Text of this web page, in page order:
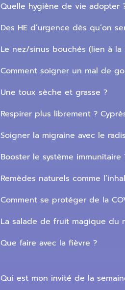
Quelle hygiène de vie adopter
Des HE d’urgence dès qu’on
Le nez/sinus bouchés (lien à
Comment soigner un mal de
Une toux sèche et grasse ?
Respirer plus librement ?
Soigner la migraine avec le
Booster le système
Remèdes naturels comme
Comment se protéger de la
La salade de fruit magique du
Que faire avec la fièvre ?
Qui est mon invité de la